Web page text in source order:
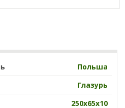
Польша
Глазурь
250х65х10